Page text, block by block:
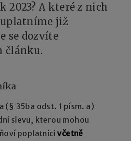
2023? A které z nich
uplatníme již
se dozvíte
článku.
(§ 35ba odst. 1 písm. a)
slevu, kterou mohou
poplatnícivčetně